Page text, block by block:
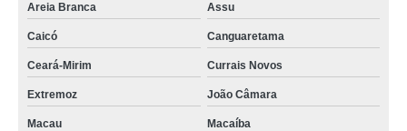
Areia Branca Assu
Caicó Canguaretama
Ceará-Mirim Currais Novos
Extremoz João Câmara
Macau Macaíba